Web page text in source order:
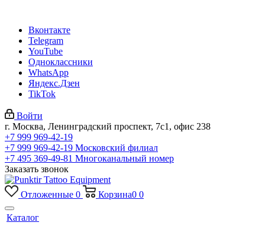
Вконтакте
Telegram
YouTube
Одноклассники
WhatsApp
Яндекс.Дзен
TikTok
Войти
г. Москва, Ленинградский проспект, 7с1, офис 238
+7 999 969-42-19
+7 999 969-42-19 Московский филиал
+7 495 369-49-81 Многоканальный номер
Заказать звонок
Отложенные 0 Корзина0 0
Каталог